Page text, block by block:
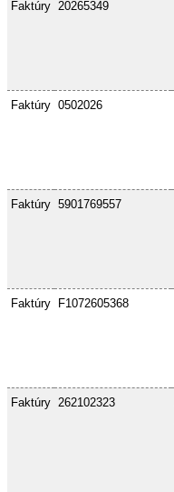
Faktúry 20265349
Faktúry 0502026
Faktúry 5901769557
Faktúry F1072605368
Faktúry 262102323